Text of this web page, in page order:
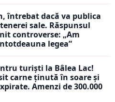
întrebat dacă va publica
sale. Răspunsul
controverse: „Am
legea”
turiști la Bâlea Lac!
carne ținută în soare și
Amenzi de 300.000